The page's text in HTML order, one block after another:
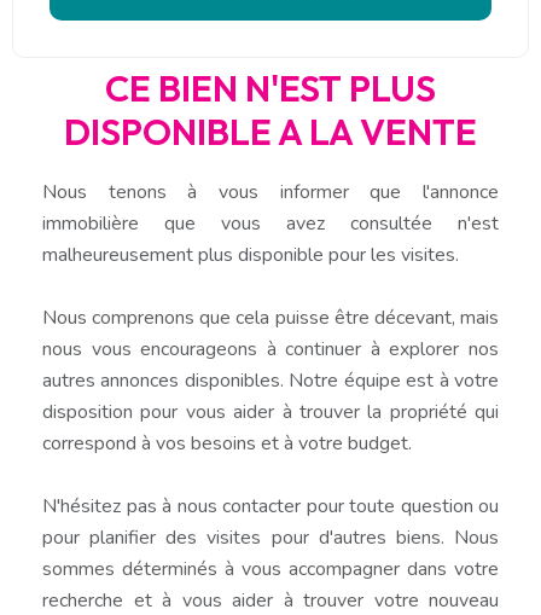
CE BIEN N'EST PLUS
DISPONIBLE A LA VENTE
Nous tenons à vous informer que l'annonce
immobilière que vous avez consultée n'est
malheureusement plus disponible pour les visites.
Nous comprenons que cela puisse être décevant, mais
nous vous encourageons à continuer à explorer nos
autres annonces disponibles. Notre équipe est à votre
disposition pour vous aider à trouver la propriété qui
correspond à vos besoins et à votre budget.
N'hésitez pas à nous contacter pour toute question ou
pour planifier des visites pour d'autres biens. Nous
sommes déterminés à vous accompagner dans votre
recherche et à vous aider à trouver votre nouveau